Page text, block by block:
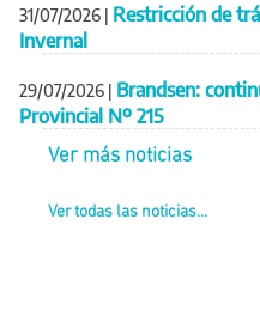
31/07/2026 | Restricción de
Invernal
29/07/2026 | Brandsen:
Provincial Nº 215
Ver más noticias
Ver todas las noticias...